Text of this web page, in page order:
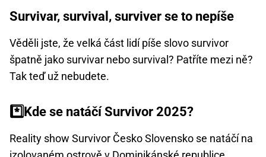
Survivar, survival, surviver se to nepíše
Věděli jste, že velká část lidí píše slovo survivor
špatně jako survivar nebo survival? Patříte mezi ně?
Tak teď už nebudete.
*️⃣Kde se natáčí Survivor 2025?
Reality show Survivor Česko Slovensko se natáčí na